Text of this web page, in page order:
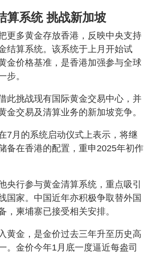
算系统 挑战新加坡
更多黄金存放香港，反映中央支持
结算系统。该系统于上月开始试
金价格基准，是香港加强参与全球
步。
此挑战现有国际黄金交易中心，并
金交易及清算业务的新加坡竞争。
7月的系统启动仪式上表示，将继
备在香港的配置，重申2025年初作
央行参与黄金清算系统，重点吸引
国家。中国近年亦积极争取替外国
，柬埔寨已接受相关安排。
黄金，是金价过去三年升至历史高
。金价今年1月底一度逼近每盎司